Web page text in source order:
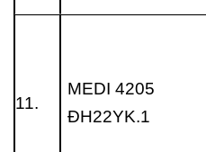
11.
MEDI 4205
ĐH22YK.1